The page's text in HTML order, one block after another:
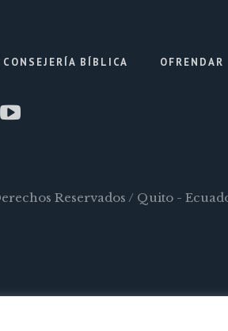
BÍBLICA OFRENDAR
Reservados / Quito -